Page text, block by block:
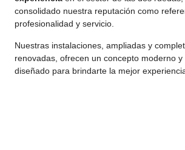
consolidado nuestra reputación como
profesionalidad y servicio.
Nuestras instalaciones, ampliadas y
renovadas, ofrecen un concepto moderno y
diseñado para brindarte la mejor